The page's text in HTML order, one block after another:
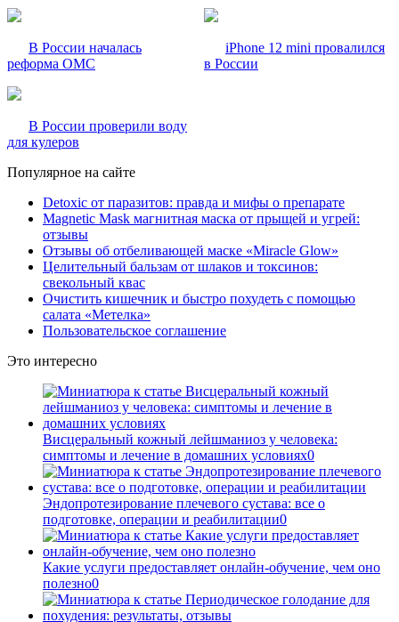
В России началась
реформа ОМС
iPhone 12 mini провалился
в России
В России проверили воду
для кулеров
Популярное на сайте
Detoxic от паразитов: правда и мифы о препарате
Magnetic Mask магнитная маска от прыщей и угрей:
отзывы
Отзывы об отбеливающей маске «Miracle Glow»
Целительный бальзам от шлаков и токсинов:
свекольный квас
Очистить кишечник и быстро похудеть с помощью
салата «Метелка»
Пользовательское соглашение
Это интересно
Висцеральный кожный лейшманиоз у человека:
симптомы и лечение в домашних условиях0
Эндопротезирование плечевого сустава: все о
подготовке, операции и реабилитации0
Какие услуги предоставляет онлайн-обучение, чем оно
полезно0